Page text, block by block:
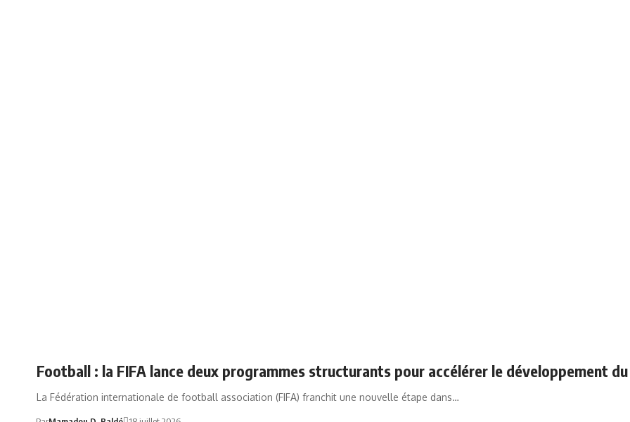
Football : la FIFA lance deux programmes structurants pour accélérer le développement
La Fédération internationale de football association (FIFA) franchit une nouvelle étape dans…